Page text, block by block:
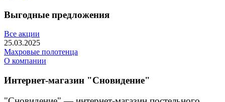
Выгодные предложения
Все акции
25.03.2025
Махровые полотенца
О компании
Интернет-магазин "Сновидение"